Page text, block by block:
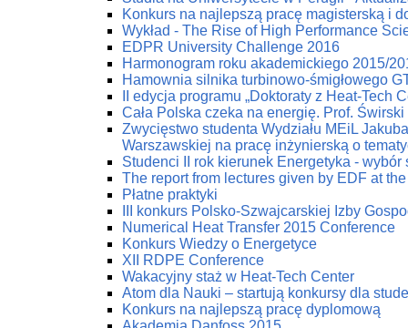
Konkurs na najlepszą pracę magisterską i
Wykład - The Rise of High Performance
EDPR University Challenge 2016
Harmonogram roku akademickiego 2015/
Hamownia silnika turbinowo-śmigłowego
II edycja programu „Doktoraty z Heat-Tech
Cała Polska czeka na energię. Prof. Świrski
Zwycięstwo studenta Wydziału MEiL
Warszawskiej na pracę inżynierską o
Studenci II rok kierunek Energetyka - wybór
The report from lectures given by EDF at
Płatne praktyki
III konkurs Polsko-Szwajcarskiej Izby
Numerical Heat Transfer 2015 Conference
Konkurs Wiedzy o Energetyce
XII RDPE Conference
Wakacyjny staż w Heat-Tech Center
Atom dla Nauki – startują konkursy dla
Konkurs na najlepszą pracę dyplomową